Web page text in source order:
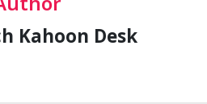
Kahoon Desk